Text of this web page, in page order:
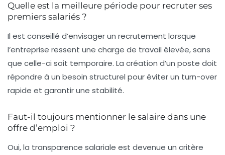
Quelle est la meilleure période pour recruter ses
premiers salariés ?
Il est conseillé d’envisager un recrutement lorsque
l’entreprise ressent une charge de travail élevée, sans
que celle-ci soit temporaire. La création d’un poste doit
répondre à un besoin structurel pour éviter un turn-over
rapide et garantir une stabilité.
Faut-il toujours mentionner le salaire dans une
offre d’emploi ?
Oui, la transparence salariale est devenue un critère